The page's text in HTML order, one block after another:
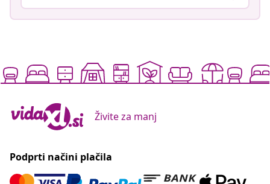
Živite za manj
Podprti načini plačila